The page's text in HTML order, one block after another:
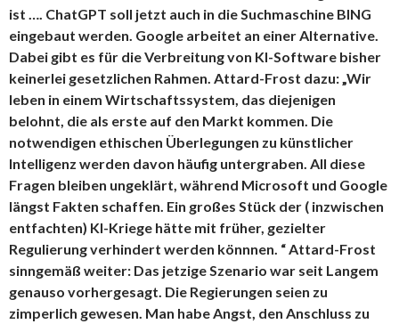
ist …. ChatGPT soll jetzt auch in die Suchmaschine BING
eingebaut werden. Google arbeitet an einer Alternative.
Dabei gibt es für die Verbreitung von KI-Software bisher
keinerlei gesetzlichen Rahmen. Attard-Frost dazu: „Wir
leben in einem Wirtschaftssystem, das diejenigen
belohnt, die als erste auf den Markt kommen. Die
notwendigen ethischen Überlegungen zu künstlicher
Intelligenz werden davon häufig untergraben. All diese
Fragen bleiben ungeklärt, während Microsoft und Google
längst Fakten schaffen. Ein großes Stück der ( inzwischen
entfachten) KI-Kriege hätte mit früher, gezielter
Regulierung verhindert werden könnnen. “ Attard-Frost
sinngemäß weiter: Das jetzige Szenario war seit Langem
genauso vorhergesagt. Die Regierungen seien zu
zimperlich gewesen. Man habe Angst, den Anschluss zu